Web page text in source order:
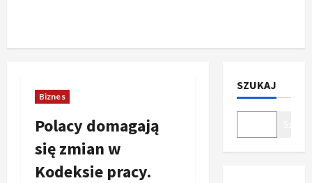
Biznes
Polacy domagają
się zmian w
Kodeksie pracy.
SZUKAJ